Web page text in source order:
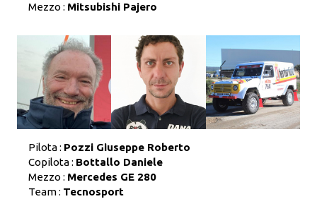
Mezzo : Mitsubishi Pajero
Pilota : Pozzi Giuseppe Roberto
Copilota : Bottallo Daniele
Mezzo : Mercedes GE 280
Team : Tecnosport